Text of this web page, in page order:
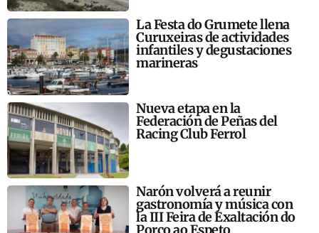
La Festa do Grumete llena
Curuxeiras de actividades
infantiles y degustaciones
marineras
Nueva etapa en la
Federación de Peñas del
Racing Club Ferrol
Narón volverá a reunir
gastronomía y música con
la III Feira de Exaltación do